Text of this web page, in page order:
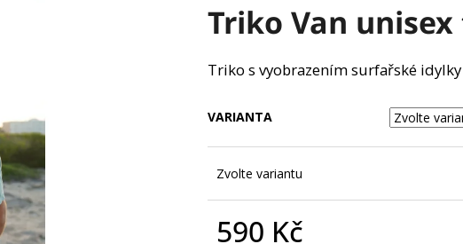
produktu
z
5
Triko Van
Triko s vyobrazením surfařské
VARIANTA
Zvolte variantu
590 Kč
HLEDAT